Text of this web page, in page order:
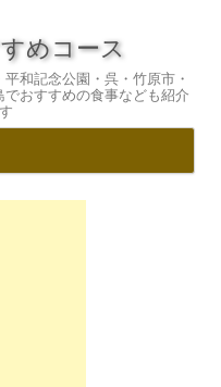
めコース
和記念公園・呉・竹原市・
おすすめの食事なども紹介